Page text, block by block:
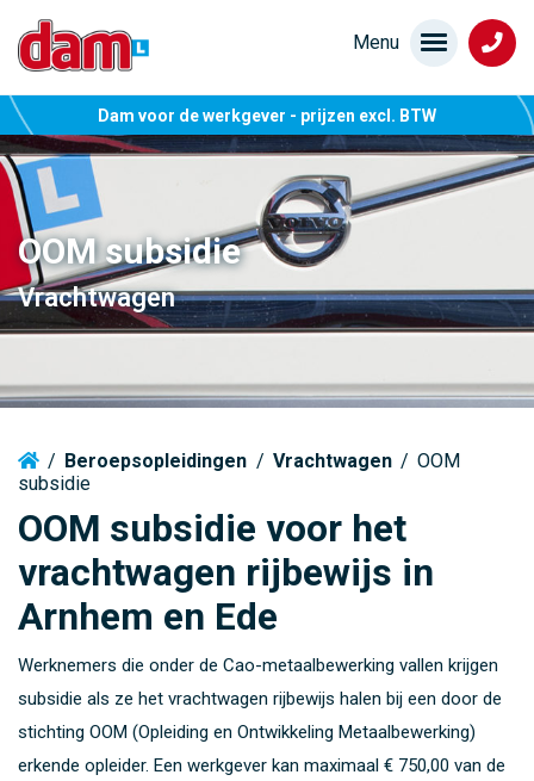
Dam voor de werkgever - prijzen excl. BTW
OOM subsidie
Vrachtwagen
/ Beroepsopleidingen / Vrachtwagen / OOM
subsidie
OOM subsidie voor het
vrachtwagen rijbewijs in
Arnhem en Ede
Werknemers die onder de Cao-metaalbewerking vallen krijgen
subsidie als ze het vrachtwagen rijbewijs halen bij een door de
stichting OOM (Opleiding en Ontwikkeling Metaalbewerking)
erkende opleider. Een werkgever kan maximaal € 750,00 van de